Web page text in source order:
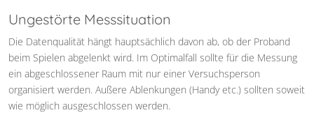
Ungestörte Messsituation
Die Datenqualität hängt hauptsächlich davon ab, ob der Proband
beim Spielen abgelenkt wird. Im Optimalfall sollte für die Messung
ein abgeschlossener Raum mit nur einer Versuchsperson
organisiert werden. Außere Ablenkungen (Handy etc.) sollten soweit
wie möglich ausgeschlossen werden.